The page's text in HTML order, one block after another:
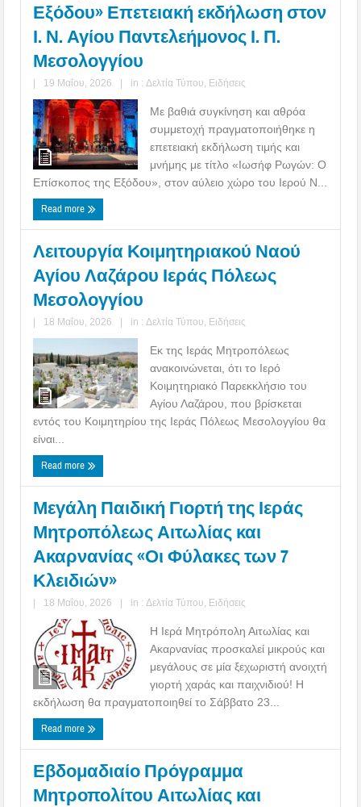
Εξόδου» Επετειακή εκδήλωση στον
Ι. Ν. Αγίου Παντελεήμονος Ι. Π.
Μεσολογγίου
| 19 Μαΐου, 2026 | in : Δελτία Τύπου Ειδήσεις
Με βαθιά συγκίνηση και αθρόα
συμμετοχή πραγματοποιήθηκε η
επετειακή εκδήλωση τιμής και
μνήμης με τίτλο «Ιωσήφ Ρωγών: Ο
Επίσκοπος της Εξόδου», στον αύλειο χώρο του Ιερού Ν...
Read more
Λειτουργία Κοιμητηριακού Ναού
Αγίου Λαζάρου Ιεράς Πόλεως
Μεσολογγίου
| 18 Μαΐου, 2026 | in : Δελτία Τύπου Ειδήσεις
Εκ της Ιεράς Μητροπόλεως
ανακοινώνεται, ότι το Ιερό
Κοιμητηριακό Παρεκκλήσιο του
Αγίου Λαζάρου, που βρίσκεται
εντός του Κοιμητηρίου της Ιεράς Πόλεως Μεσολογγίου θα
είναι...
Read more
Μεγάλη Παιδική Γιορτή της Ιεράς
Μητροπόλεως Αιτωλίας και
Ακαρνανίας «Οι Φύλακες των 7
Κλειδιών»
| 18 Μαΐου, 2026 | in : Δελτία Τύπου Ειδήσεις
Η Ιερά Μητρόπολη Αιτωλίας και
Ακαρνανίας προσκαλεί μικρούς και
μεγάλους σε μία ξεχωριστή ανοιχτή
γιορτή χαράς και παιχνιδιού! Η
εκδήλωση θα πραγματοποιηθεί το Σάββατο 23...
Read more
Εβδομαδιαίο Πρόγραμμα
Μητροπολίτου Αιτωλίας και